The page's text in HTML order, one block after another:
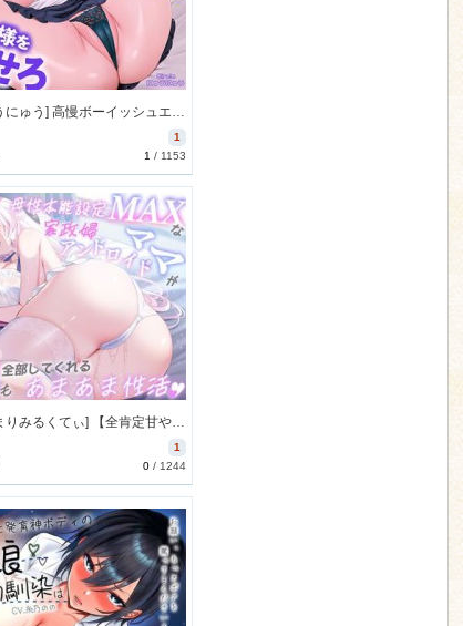
[260131][にゅうにゅう] 高慢ボーイッシュエルフのルウィン様をわからせろ♪～付き人くんのちんぽに屈して性欲むき出し本音丸出しにゃんにゃん交尾 (Ver.2026-02-08) [1170M] [RJ01552141]
1
1 / 1153
[260122][ひだまりみるくてぃ] 【全肯定甘やかし】母性本能設定MAXな家政婦アンドロイドママが 身の回りのお世話もおちんぽのお世話も全部してくれるあまあま性活 [1809M] [RJ01543045]
1
0 / 1244